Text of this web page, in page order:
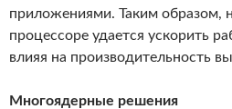
приложениями. Таким образом,
процессоре удается ускорить
влияя на производительность
Многоядерные решения